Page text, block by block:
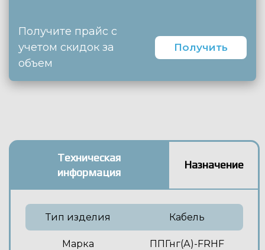
Получите прайс с
учетом скидок за
объем
Получить
Техническая
информация
Назначение
Тип изделия Кабель
Марка ППГнг(А)-FRHF